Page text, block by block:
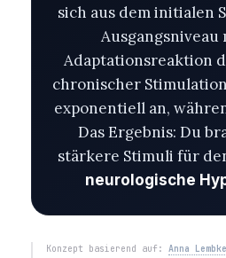
sich aus dem initialen
Ausgangsniveau
Adaptationsreaktion
chronischer
exponentiell an,
Das Ergebnis: Du
stärkere Stimuli für
neurologische
Konzept basierend auf: Anna